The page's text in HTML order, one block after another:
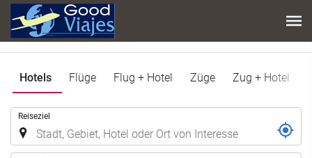
Hotels Flüge Flug + Hotel Züge Zug + Hotel
Reiseziel